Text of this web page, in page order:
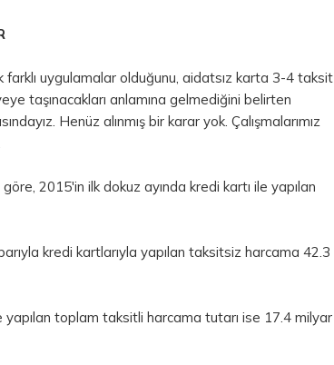
farklı uygulamalar olduğunu, aidatsız karta 3-4 taksit
taşınacakları anlamına gelmediğini belirten
Henüz alınmış bir karar yok. Çalışmalarımız
2015'in ilk dokuz ayında kredi kartı ile yapılan
kredi kartlarıyla yapılan taksitsiz harcama 42.3
yapılan toplam taksitli harcama tutarı ise 17.4 milyar